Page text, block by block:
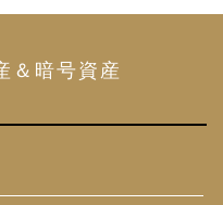
＆暗号資産